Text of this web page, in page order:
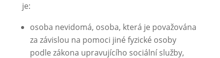
je:
osoba nevidomá, osoba, která je považována
za závislou na pomoci jiné fyzické osoby
podle zákona upravujícího sociální služby,